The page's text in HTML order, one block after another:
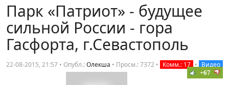
Парк «Патриот» - будущее
сильной России - гора
Гасфорта, г.Севастополь
22-08-2015, 21:57 • Опубл.:Олекша • Просм.: 7372 • Комм.: 17 • Видео
+67